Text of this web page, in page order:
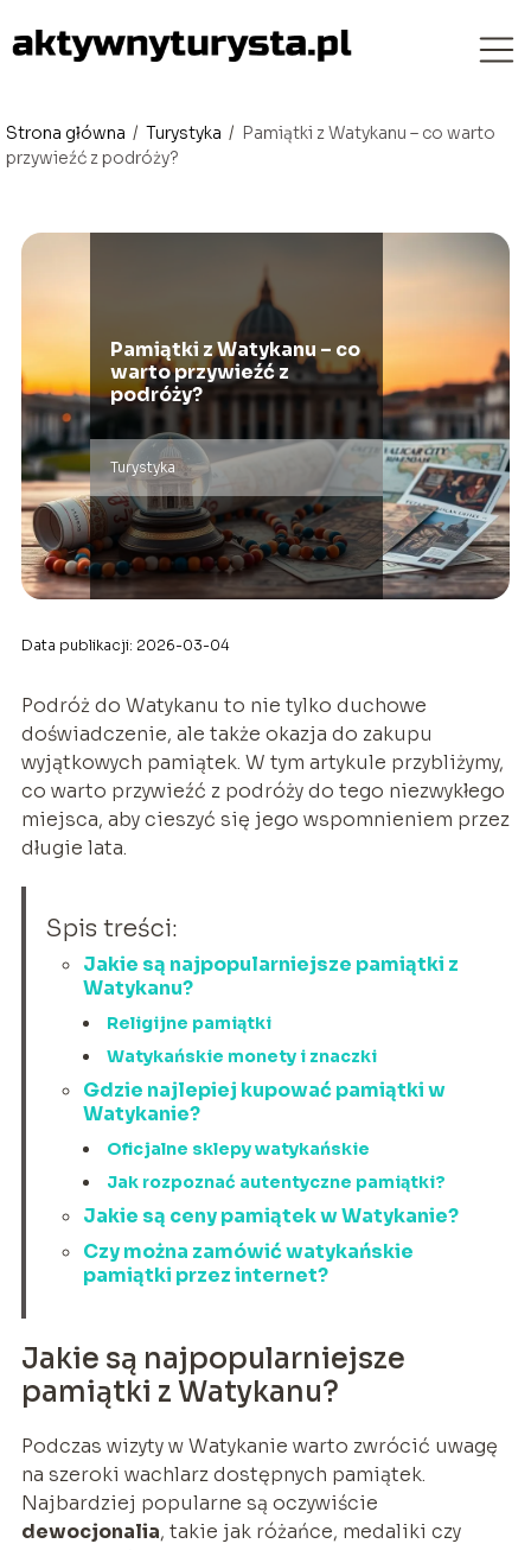
Strona główna / Turystyka / Pamiątki z Watykanu – co warto
przywieźć z podróży?
Pamiątki z Watykanu – co
warto przywieźć z
podróży?
Turystyka
Data publikacji: 2026-03-04
Podróż do Watykanu to nie tylko duchowe
doświadczenie, ale także okazja do zakupu
wyjątkowych pamiątek. W tym artykule przybliżymy,
co warto przywieźć z podróży do tego niezwykłego
miejsca, aby cieszyć się jego wspomnieniem przez
długie lata.
Spis treści:
Jakie są najpopularniejsze pamiątki z
Watykanu?
Religijne pamiątki
Watykańskie monety i znaczki
Gdzie najlepiej kupować pamiątki w
Watykanie?
Oficjalne sklepy watykańskie
Jak rozpoznać autentyczne pamiątki?
Jakie są ceny pamiątek w Watykanie?
Czy można zamówić watykańskie
pamiątki przez internet?
Jakie są najpopularniejsze
pamiątki z Watykanu?
Podczas wizyty w Watykanie warto zwrócić uwagę
na szeroki wachlarz dostępnych pamiątek.
Najbardziej popularne są oczywiście
dewocjonalia, takie jak różańce, medaliki czy